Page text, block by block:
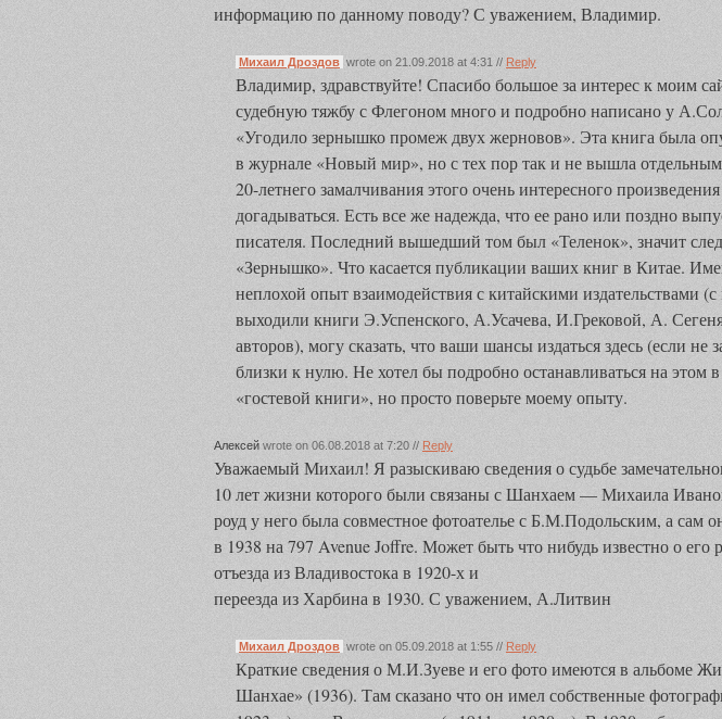
информацию по данному поводу? С уважением, Владимир.
Михаил Дроздов wrote on 21.09.2018 at 4:31 // Reply
Владимир, здравствуйте! Спасибо большое за интерес к моим
судебную тяжбу с Флегоном много и подробно написано у
«Угодило зернышко промеж двух жерновов». Эта книга была
в журнале «Новый мир», но с тех пор так и не вышла
20-летнего замалчивания этого очень интересного
догадываться. Есть все же надежда, что ее рано или поздно
писателя. Последний вышедший том был «Теленок», значит
«Зернышко». Что касается публикации ваших книг в Китае.
неплохой опыт взаимодействия с китайскими издательствами
выходили книги Э.Успенского, А.Усачева, И.Грековой, А.
авторов), могу сказать, что ваши шансы издаться здесь (если не
близки к нулю. Не хотел бы подробно останавливаться на этом
«гостевой книги», но просто поверьте моему опыту.
Алексей wrote on 06.08.2018 at 7:20 // Reply
Уважаемый Михаил! Я разыскиваю сведения о судьбе
10 лет жизни которого были связаны с Шанхаем — Михаила
роуд у него была совместное фотоателье с Б.М.Подольским, а сам
в 1938 на 797 Avenue Joffre. Может быть что нибудь известно о его
отъезда из Владивостока в 1920-х и
переезда из Харбина в 1930. С уважением, А.Литвин
Михаил Дроздов wrote on 05.09.2018 at 1:55 // Reply
Краткие сведения о М.И.Зуеве и его фото имеются в альбоме
Шанхае» (1936). Там сказано что он имел собственные